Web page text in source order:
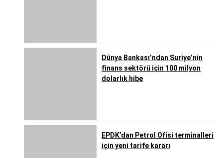
Dünya Bankası’ndan Suriye’nin
finans sektörü için 100 milyon
dolarlık hibe
EPDK’dan Petrol Ofisi terminalleri
için yeni tarife kararı